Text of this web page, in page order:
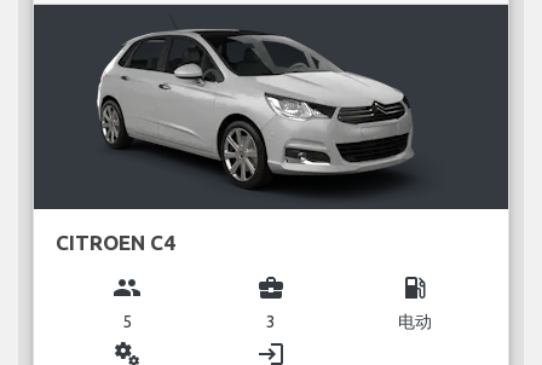
CITROEN C4
group
5
business_center
3
local_gas_station
电动
miscellaneous_services login